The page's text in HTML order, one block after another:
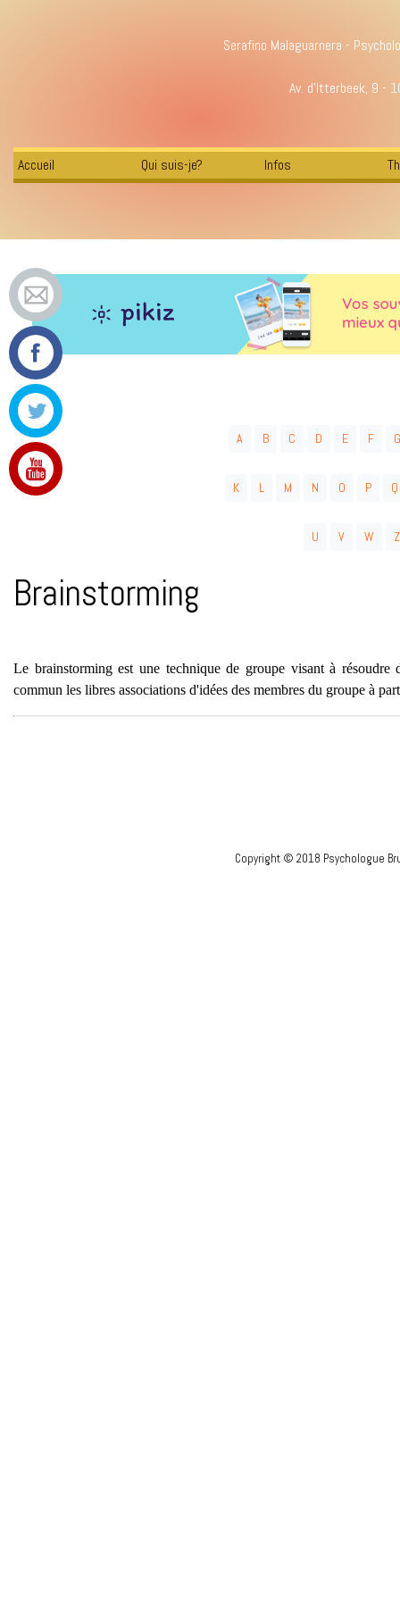
Serafino Malaguarnera -
Av. d'Itterbeek, 9 -
Accueil Qui suis-je? Infos
A B C D E F G
K L M N O P Q
U V W Z
Brainstorming
Le brainstorming est une technique de groupe visant à résoudre
commun les libres associations d'idées des membres du groupe à
Copyright © 2018 Psychologue